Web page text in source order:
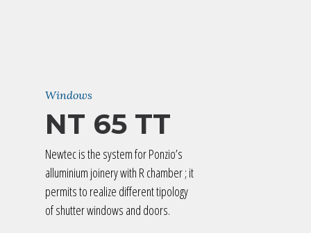
Windows
NT 65 TT
Newtec is the system for Ponzio’s
alluminium joinery with R chamber ; it
permits to realize different tipology
of shutter windows and doors.